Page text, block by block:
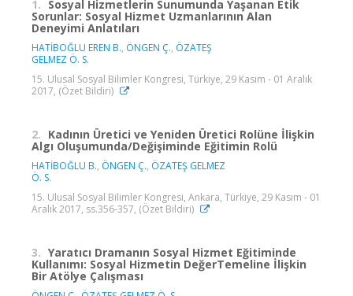
1. Sosyal Hizmetlerin Sunumunda Yaşanan Etik
Sorunlar: Sosyal Hizmet Uzmanlarının Alan
Deneyimi Anlatıları
HATİBOĞLU EREN B., ÖNGEN Ç., ÖZATEŞ
GELMEZ Ö. S.
15. Ulusal Sosyal Bilimler Kongresi, Türkiye, 29 Kasım - 01 Aralık
2017, (Özet Bildiri)
2. Kadının Üretici ve Yeniden Üretici Rolüne İlişkin
Algı Oluşumunda/Değişiminde Eğitimin Rolü
HATİBOĞLU B., ÖNGEN Ç., ÖZATEŞ GELMEZ
Ö. S.
15. Ulusal Sosyal Bilimler Kongresi, Ankara, Türkiye, 29 Kasım - 01
Aralık 2017, ss.356-357, (Özet Bildiri)
3. Yaratıcı Dramanın Sosyal Hizmet Eğitiminde
Kullanımı: Sosyal Hizmetin DeğerTemeline İlişkin
Bir Atölye Çalışması